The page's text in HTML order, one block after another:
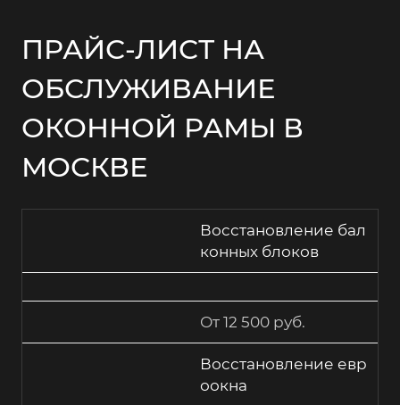
ПРАЙС-ЛИСТ НА
ОБСЛУЖИВАНИЕ
ОКОННОЙ РАМЫ В
МОСКВЕ
Восстановление бал
конных блоков
От 12 500 руб.
Восстановление евр
оокна